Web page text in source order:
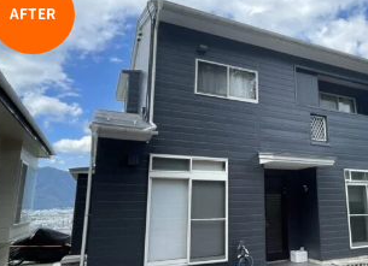
AFTER